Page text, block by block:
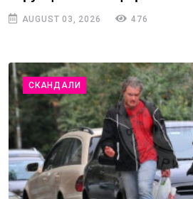
AUGUST 03, 2026 476
СКАНДАЛИ